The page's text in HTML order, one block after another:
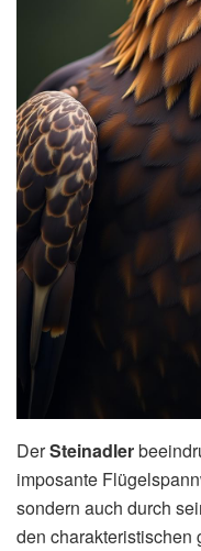
DerSteinadler
imposante
sondern auch durch
den charakteristischen